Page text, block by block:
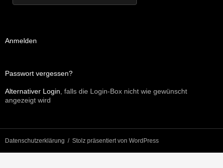
Anmelden
Passwort vergessen?
Alternativer Login , falls die Login-Box nicht wie gewünscht
angezeigt wird
Datenschutzerklärung Stolz präsentiert von WordPress